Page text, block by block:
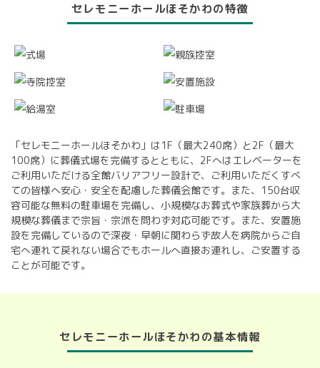
セレモニーホールほそかわの特徴
「セレモニーホールほそかわ」は1F（最大240席）と2F（最大
100席）に葬儀式場を完備するとともに、2Fへはエレベーターを
ご利用いただける全館バリアフリー設計で、ご利用いただくすべ
ての皆様へ安心・安全を配慮した葬儀会館です。また、150台収
容可能な無料の駐車場を完備し、小規模なお葬式や家族葬から大
規模な葬儀まで宗旨・宗派を問わず対応可能です。また、安置施
設を完備しているので深夜・早朝に関わらず故人を病院からご自
宅へ連れて戻れない場合でもホールへ直接お連れし、ご安置する
ことが可能です。
セレモニーホールほそかわの基本情報